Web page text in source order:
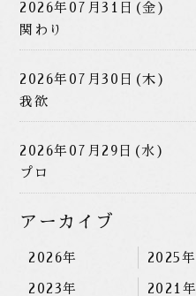
2026年07月31日(金)
関わり
2026年07月30日(木)
我欲
2026年07月29日(水)
プロ
アーカイブ
2026年 2025年
2023年 2021年